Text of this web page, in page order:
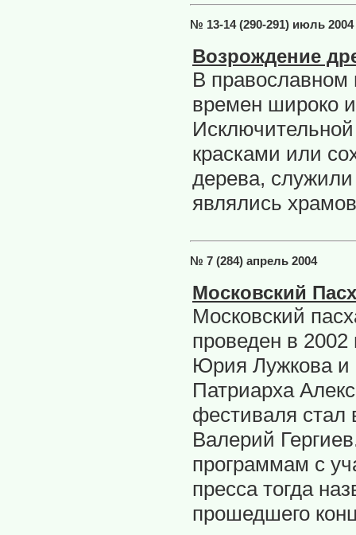
№ 13-14 (290-291) июль 2004
Возрождение
В православном
времен широко
красками или
дерева,
являлись
№ 7 (284) апрель 2004
Московский
Московский
проведен в
Юрия Лужкова и
Патриарха
фестиваля
Валерий
программам с
пресса тогда
прошедшего